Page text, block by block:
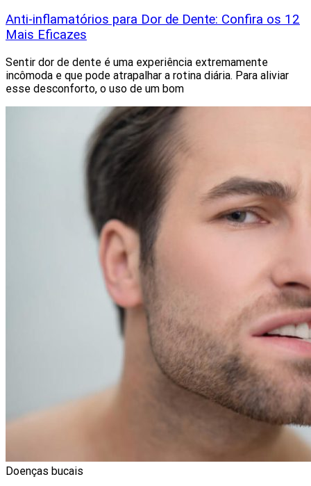
Anti-inflamatórios para Dor de Dente: Confira os 12
Mais Eficazes
Sentir dor de dente é uma experiência extremamente
incômoda e que pode atrapalhar a rotina diária. Para aliviar
esse desconforto, o uso de um bom
Doenças bucais